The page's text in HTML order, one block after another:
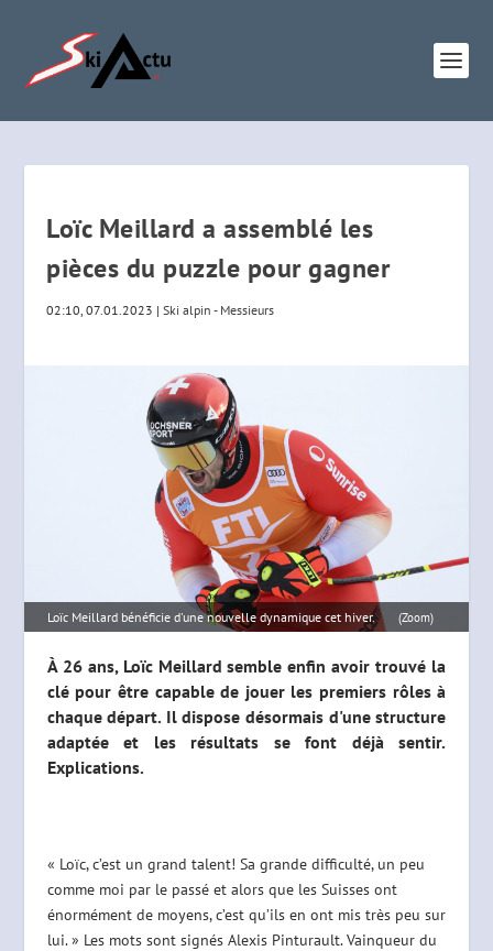
Loïc Meillard a assemblé les
pièces du puzzle pour gagner
02:10, 07.01.2023 |Ski alpin - Messieurs
Loïc Meillard bénéficie d'une nouvelle dynamique cet hiver. (Zoom)
À 26 ans, Loïc Meillard semble enfin avoir trouvé la
clé pour être capable de jouer les premiers rôles à
chaque départ. Il dispose désormais d'une structure
adaptée et les résultats se font déjà sentir.
Explications.
« Loïc, c’est un grand talent! Sa grande difficulté, un peu
comme moi par le passé et alors que les Suisses ont
énormément de moyens, c’est qu’ils en ont mis très peu sur
lui. » Les mots sont signés Alexis Pinturault. Vainqueur du